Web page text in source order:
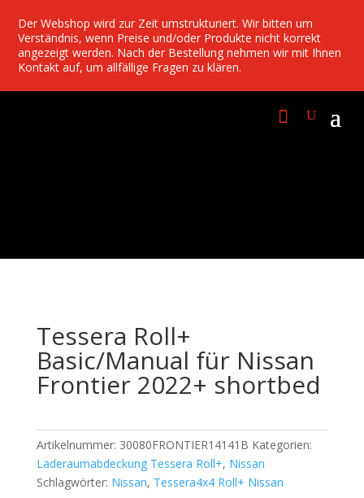
Der Webshop wird zur Zeit umstrukturiert. Wir bitten um
Verständnis, wenn Preise und/oder Produkte nicht korrekt
angezeigt werden. Nach der Bestellung nehmen wir mit Ihnen
Kontakt auf, um allfällige Fragen zu klären.
Tessera Roll+
Basic/Manual für Nissan
Frontier 2022+ shortbed
Artikelnummer: 30080FRONTIER14141B Kategorien:
Laderaumabdeckung Tessera Roll+, Nissan
Schlagwörter: Nissan, Tessera4x4 Roll+ Nissan